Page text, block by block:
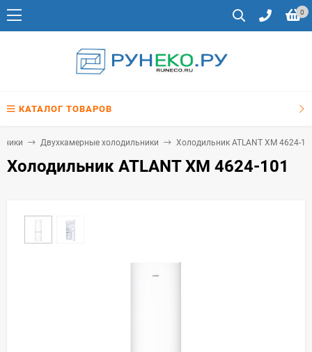
0
КАТАЛОГ ТОВАРОВ
Двухкамерные холодильники Холодильник ATLANT ХМ 4624-
Холодильник ATLANT ХМ 4624-101